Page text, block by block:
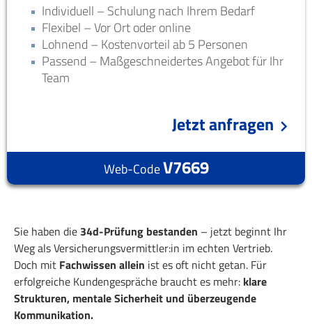
Individuell – Schulung nach Ihrem Bedarf
Flexibel – Vor Ort oder online
Lohnend – Kostenvorteil ab 5 Personen
Passend – Maßgeschneidertes Angebot für Ihr
Team
Jetzt anfragen
Web-CodeV7669
Sie haben die 34d-Prüfung bestanden – jetzt beginnt Ihr
Weg als Versicherungsvermittler:in im echten Vertrieb.
Doch mit Fachwissen allein ist es oft nicht getan. Für
erfolgreiche Kundengespräche braucht es mehr: klare
Strukturen, mentale Sicherheit und überzeugende
Kommunikation.